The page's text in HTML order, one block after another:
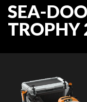
SEA-
TROPHY